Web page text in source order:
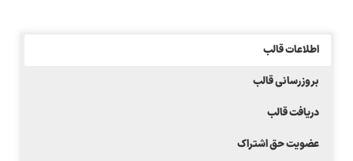
اطلاعات قالب
بروزرسانی قالب
دریافت قالب
عضویت حق اشتراک